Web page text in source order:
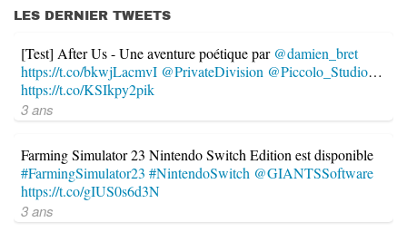
LES DERNIER TWEETS
[Test] After Us - Une aventure poétique par @damien_bret
https://t.co/bkwjLacmvI @PrivateDivision @Piccolo_Studio…
https://t.co/KSIkpy2pik
3 ans
Farming Simulator 23 Nintendo Switch Edition est disponible
#FarmingSimulator23 #NintendoSwitch @GIANTSSoftware
https://t.co/gIUS0s6d3N
3 ans